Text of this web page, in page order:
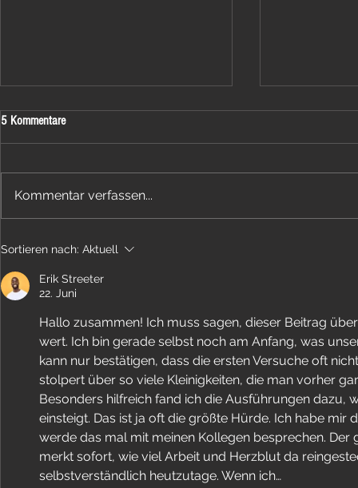
"ABSINTH" Video & Single - OUT NOW!
5 Kommentare
Kommentar verfassen...
Sortieren nach: Aktuell
Erik Streeter
22. Juni
Hallo zusammen! Ich muss sagen, dieser Beitrag
wert. Ich bin gerade selbst noch am Anfang, was
kann nur bestätigen, dass die ersten Versuche oft
stolpert über so viele Kleinigkeiten, die man vorher
Besonders hilfreich fand ich die Ausführungen dazu,
einsteigt. Das ist ja oft die größte Hürde. Ich habe
werde das mal mit meinen Kollegen besprechen.
merkt sofort, wie viel Arbeit und Herzblut da
selbstverständlich heutzutage. Wenn ich…